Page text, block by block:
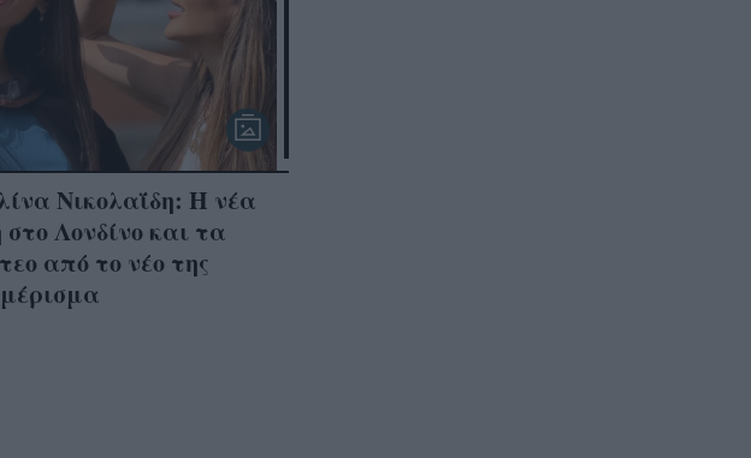
Νικολαΐδη: Η νέα
στο Λονδίνο και τα
από το νέο της